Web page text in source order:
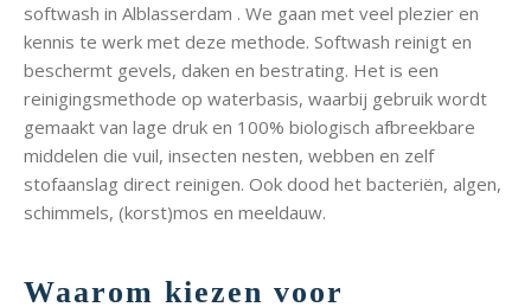
softwash in Alblasserdam . We gaan met veel plezier en
kennis te werk met deze methode. Softwash reinigt en
beschermt gevels, daken en bestrating. Het is een
reinigingsmethode op waterbasis, waarbij gebruik wordt
gemaakt van lage druk en 100% biologisch afbreekbare
middelen die vuil, insecten nesten, webben en zelf
stofaanslag direct reinigen. Ook dood het bacteriën, algen,
schimmels, (korst)mos en meeldauw.
Waarom kiezen voor